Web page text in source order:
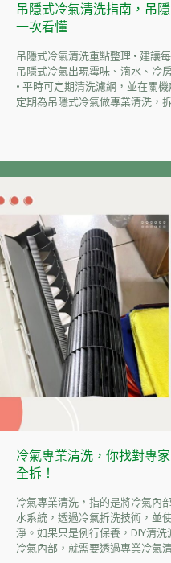
吊隱式冷氣清洗指南，吊
一次看懂
吊隱式冷氣清洗重點整理 • 建議
吊隱式冷氣出現霉味、滴水、冷
• 平時可定期清洗濾網，並在關
定期為吊隱式冷氣做專業清洗，
冷氣專業清洗，你找對專
全拆！
冷氣專業清洗，指的是將冷氣內
水系統，透過冷氣拆洗技術，並
淨。如果只是例行保養，DIY清
冷氣內部，就需要透過專業冷氣